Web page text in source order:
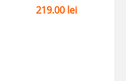
Curcubeu...
219.00 lei